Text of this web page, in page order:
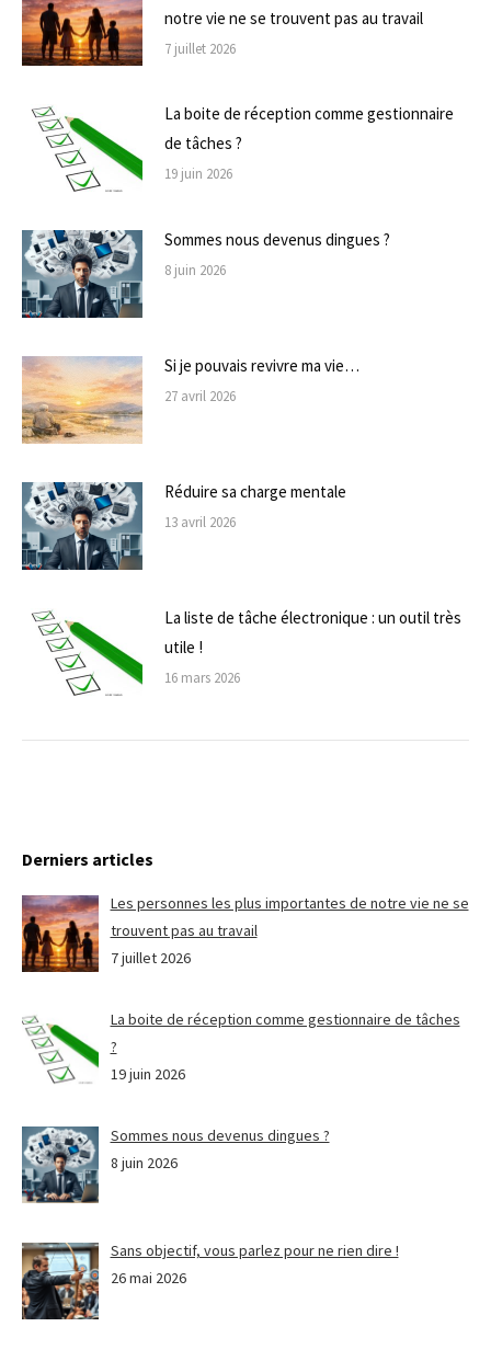
notre vie ne se trouvent pas au travail
7 juillet 2026
La boite de réception comme gestionnaire
de tâches ?
19 juin 2026
Sommes nous devenus dingues ?
8 juin 2026
Si je pouvais revivre ma vie…
27 avril 2026
Réduire sa charge mentale
13 avril 2026
La liste de tâche électronique : un outil très
utile !
16 mars 2026
Derniers articles
Les personnes les plus importantes de notre vie ne se
trouvent pas au travail
7 juillet 2026
La boite de réception comme gestionnaire de tâches
?
19 juin 2026
Sommes nous devenus dingues ?
8 juin 2026
Sans objectif, vous parlez pour ne rien dire !
26 mai 2026